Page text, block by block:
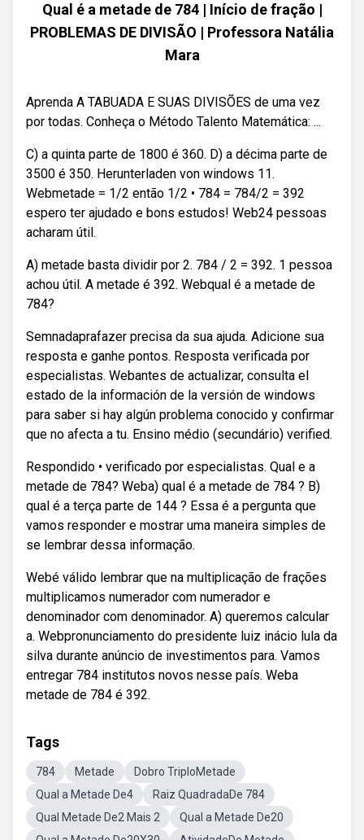
Qual é a metade de 784 | Início de fração |
PROBLEMAS DE DIVISÃO | Professora Natália
Mara
Aprenda A TABUADA E SUAS DIVISÕES de uma vez
por todas. Conheça o Método Talento Matemática: ...
C) a quinta parte de 1800 é 360. D) a décima parte de
3500 é 350. Herunterladen von windows 11.
Webmetade = 1/2 então 1/2 • 784 = 784/2 = 392
espero ter ajudado e bons estudos! Web24 pessoas
acharam útil.
A) metade basta dividir por 2. 784 / 2 = 392. 1 pessoa
achou útil. A metade é 392. Webqual é a metade de
784?
Semnadaprafazer precisa da sua ajuda. Adicione sua
resposta e ganhe pontos. Resposta verificada por
especialistas. Webantes de actualizar, consulta el
estado de la información de la versión de windows
para saber si hay algún problema conocido y confirmar
que no afecta a tu. Ensino médio (secundário) verified.
Respondido • verificado por especialistas. Qual e a
metade de 784? Weba) qual é a metade de 784 ? B)
qual é a terça parte de 144 ? Essa é a pergunta que
vamos responder e mostrar uma maneira simples de
se lembrar dessa informação.
Webé válido lembrar que na multiplicação de frações
multiplicamos numerador com numerador e
denominador com denominador. A) queremos calcular
a. Webpronunciamento do presidente luiz inácio lula da
silva durante anúncio de investimentos para. Vamos
entregar 784 institutos novos nesse país. Weba
metade de 784 é 392.
Tags
784 Metade
Dobro TriploMetade
Qual a Metade De4
Raiz QuadradaDe 784
Qual Metade De2 Mais 2
Qual a Metade De20